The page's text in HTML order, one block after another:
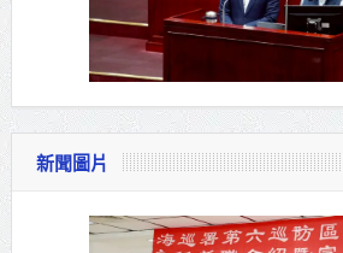
新聞圖片